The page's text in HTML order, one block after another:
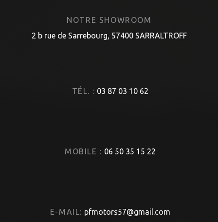
NOTRE SHOWROOM
2 b rue de Sarrebourg, 57400 SARRALTROFF
TÉL. : 03 87 03 10 62
MOBILE : 06 50 35 15 22
E-MAIL: pfmotors57@gmail.com